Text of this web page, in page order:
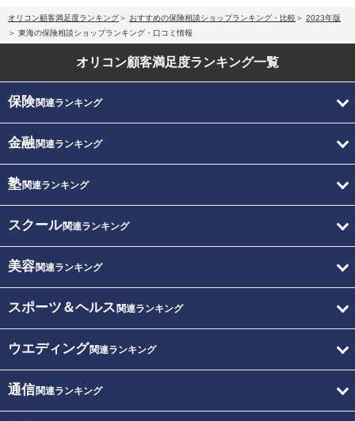
オリコン顧客満足度ランキング おすすめの保険相談ショップランキング・比較
2023年版
東海の保険相談ショップランキング・口コミ情報
オリコン顧客満足度ランキング一覧
保険関連ランキング
金融関連ランキング
塾関連ランキング
スクール関連ランキング
美容関連ランキング
スポーツ＆ヘルス 関連ランキング
ウエディング関連ランキング
通信関連ランキング